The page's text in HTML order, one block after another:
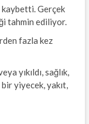
kaybetti. Gerçek
tahmin ediliyor.
fazla kez
yıkıldı, sağlık,
yiyecek, yakıt,